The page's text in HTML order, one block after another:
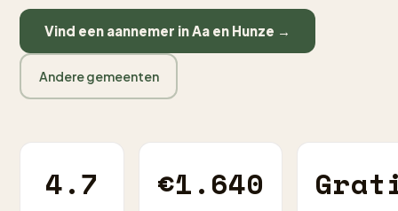
Vind een aannemer in Aa en Hunze →
Andere gemeenten
4.7 €1.640